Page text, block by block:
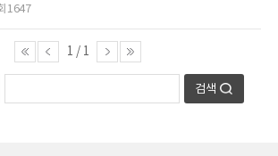
1647
1 / 1
검색